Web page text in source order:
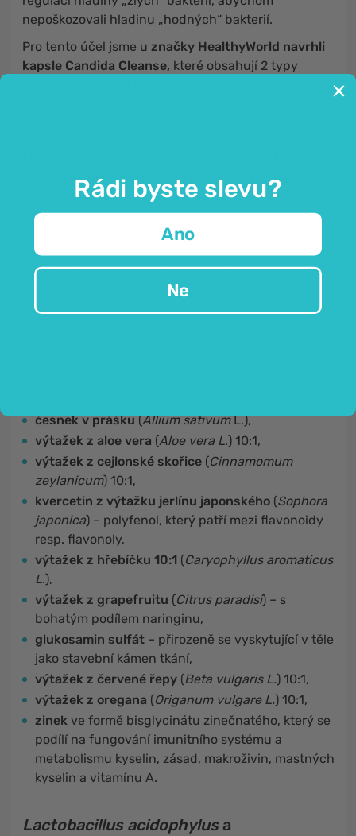
nepoškozovali hladinu „hodných“ bakterií.
Pro tento účel jsme u značky HealthyWorld navrhli
kapsle Candida Cleanse, které obsahují 2 typy
zvoleno pro optimální podporu střevní
rovnováhy!
Kromě mikrobiologických kultur obsahují kapsle také
15 účinných látek, které zahrnují vše od rostlinných
výtažků, bylin, mastných kyselin a minerálů, jako
jsou:
česnek v prášku(Allium sativumL.),
výtažek z aloe vera (Aloe vera L.) 10:1,
výtažek z cejlonské skořice (Cinnamomum
zeylanicum) 10:1,
kvercetin z výtažku jerlínu japonského (Sophora
japonica) – polyfenol, který patří mezi flavonoidy
resp. flavonoly,
výtažek z hřebíčku 10:1 (Caryophyllus aromaticus
L.),
výtažek z grapefruitu (Citrus paradisi) – s
bohatým podílem naringinu,
glukosamin sulfát – přirozeně se vyskytující v těle
jako stavební kámen tkání,
výtažek z červené řepy (Beta vulgaris L.) 10:1,
výtažek z oregana (Origanum vulgare L.) 10:1,
zinek ve formě bisglycinátu zinečnatého, který se
podílí na fungování imunitního systému a
metabolismu kyselin, zásad, makroživin, mastných
kyselin a vitamínu A.
Lactobacillus acidophylusa
Rádi byste slevu?
Ano
Ne